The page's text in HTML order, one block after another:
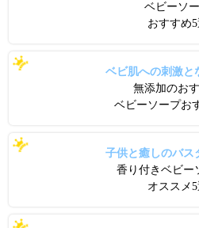
ベビーソ
おすすめ5
ベビ肌への刺激と
無添加のお
ベビーソープお
子供と癒しのバス
香り付きベビー
オススメ5